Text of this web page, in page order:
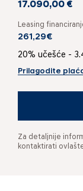
17.090,00 €
Leasing
261,29€
20% učešće -
Prilagodite
Za detaljnije
kontaktirati